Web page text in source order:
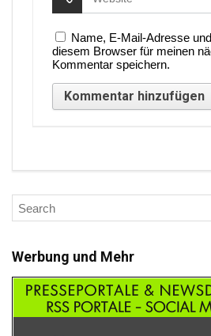
Name, E-Mail-Adresse
diesem Browser für meinen
Kommentar speichern.
Werbung und Mehr